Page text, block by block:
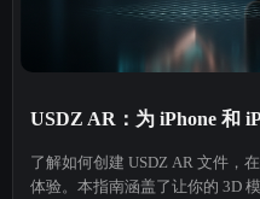
USDZ AR：为 iPhone 和
了解如何创建 USDZ AR 文件，
体验。本指南涵盖了让你的 3D